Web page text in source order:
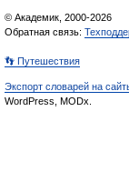
© Академик, 2000-2026
Обратная связь:
👣 Путешествия
Экспорт словарей на
WordPress, MODx.